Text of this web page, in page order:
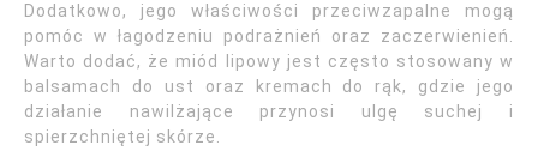
Dodatkowo, jego właściwości przeciwzapalne mogą
pomóc w łagodzeniu podrażnień oraz zaczerwienień.
Warto dodać, że miód lipowy jest często stosowany w
balsamach do ust oraz kremach do rąk, gdzie jego
działanie nawilżające przynosi ulgę suchej i
spierzchniętej skórze.